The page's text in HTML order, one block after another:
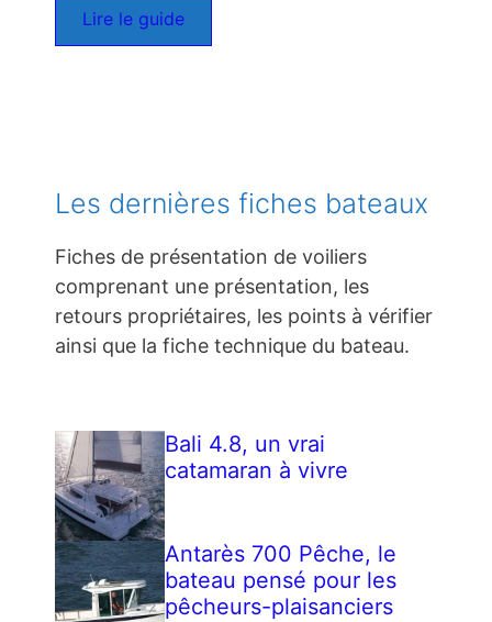
Lire le guide
Les dernières fiches bateaux
Fiches de présentation de voiliers
comprenant une présentation, les
retours propriétaires, les points à vérifier
ainsi que la fiche technique du bateau.
Bali 4.8, un vrai
catamaran à vivre
Antarès 700 Pêche, le
bateau pensé pour les
pêcheurs-plaisanciers